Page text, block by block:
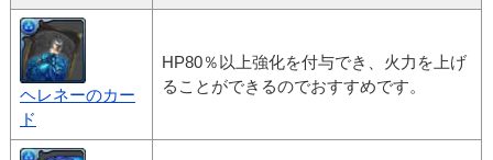
ヘレネーのカー
ド
HP80％以上強化を付与でき、火力を上げ
ることができるのでおすすめです。